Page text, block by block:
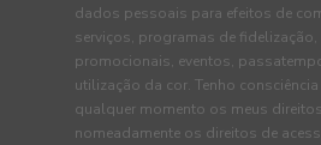
dados pessoais para efeitos de
serviços, programas de
promocionais, eventos,
utilização da cor. Tenho
qualquer momento os meus
nomeadamente os direitos de